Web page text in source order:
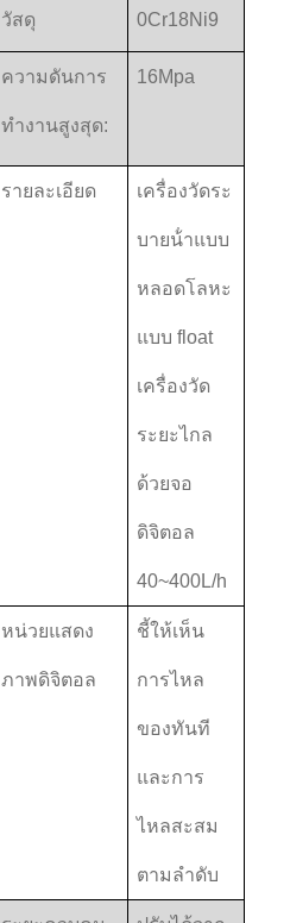
วัสดุ 0Cr18Ni9
ความดันการ
ทํางานสูงสุด:
16Mpa
รายละเอียด เครื่องวัดระ
บายน้ําแบบ
หลอดโลหะ
แบบ float
เครื่องวัด
ระยะไกล
ด้วยจอ
ดิจิตอล
40~400L/h
หน่วยแสดง
ภาพดิจิตอล
ชี้ให้เห็น
การไหล
ของทันที
และการ
ไหลสะสม
ตามลําดับ